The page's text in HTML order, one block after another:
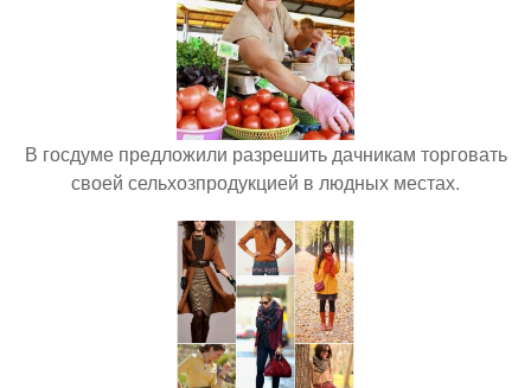
В госдуме предложили разрешить дачникам торговать
своей сельхозпродукцией в людных местах.